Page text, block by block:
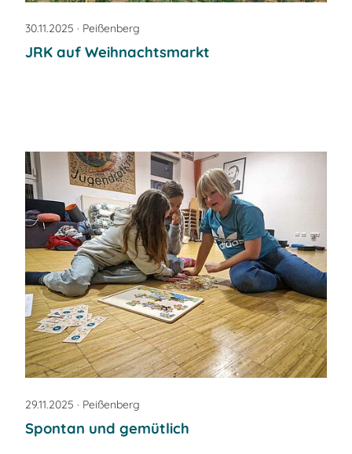
30.11.2025 · Peißenberg
JRK auf Weihnachtsmarkt
29.11.2025 · Peißenberg
Spontan und gemütlich